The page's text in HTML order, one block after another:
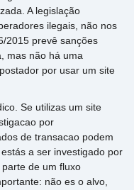
A legislação
ilegais, não nos
2015 prevê sanções
mas não há uma
por usar um site
Se utilizas um site
por
de transacao podem
a ser investigado por
de um fluxo
não es o alvo,